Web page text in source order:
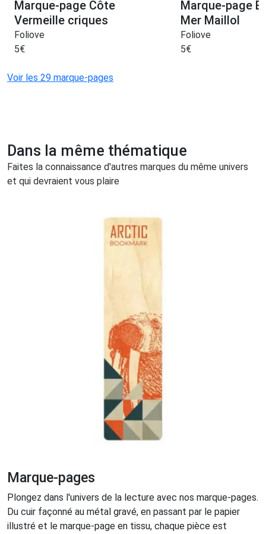
Marque-page Côte
Vermeille criques
Foliove
5€
Marque-page
Mer Maillol
Foliove
5€
Voir les 29 marque-pages
Dans la même thématique
Faites la connaissance d'autres marques du même univers
et qui devraient vous plaire
Marque-pages
Plongez dans l'univers de la lecture avec nos marque-pages.
Du cuir façonné au métal gravé, en passant par le papier
illustré et le marque-page en tissu, chaque pièce est